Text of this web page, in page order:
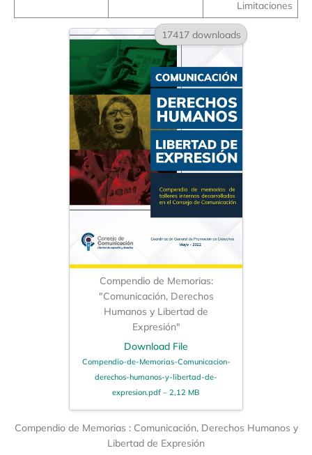
Limitaciones
17417 downloads
Compendio de Memorias:
"Comunicación, Derechos
Humanos y Libertad de
Expresión"
Download File
Compendio-de-Memorias-Comunicacion-
derechos-humanos-y-libertad-de-
expresion.pdf – 2,12 MB
Compendio de Memorias : Comunicación, Derechos Humanos y
Libertad de Expresión